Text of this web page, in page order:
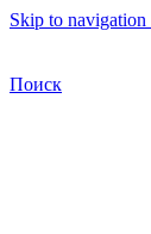
Skip to navigation
Поиск